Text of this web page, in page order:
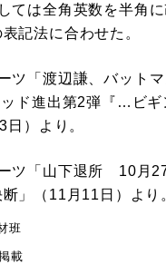
ては全角英数を半角に
記法に合わせた。
ツ「渡辺謙、バット
ド進出第2弾『…ビギ
）より。
ツ「山下退所 10月
」（11月11日）より
班
載